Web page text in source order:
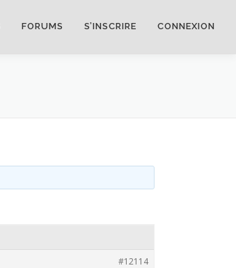
FORUMS S’INSCRIRE CONNEXION
#12114